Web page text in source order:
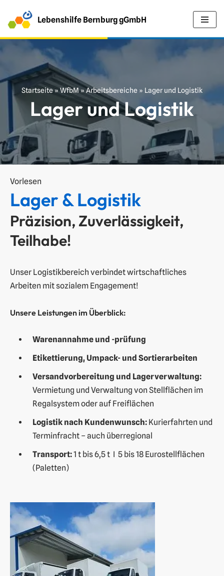
Z
u
n
t
s
p
r
n
g
Lebenshilfe Bernburg gGmbH
Startseite »WfbM»Arbeitsbereiche » Lager und Logistik
Lager und Logistik
Vorlesen
Lager & Logistik
Präzision, Zuverlässigkeit,
Teilhabe!
Unser Logistikbereich verbindet wirtschaftliches
Arbeiten mit sozialem Engagement!
Unsere Leistungen im Überblick:
Warenannahme und -prüfung
Etikettierung, Umpack- und Sortierarbeiten
Versandvorbereitung und Lagerverwaltung:
Vermietung und Verwaltung von Stellflächen im
Regalsystem oder auf Freiflächen
Logistik nach Kundenwunsch: Kurierfahrten und
Terminfracht – auch überregional
Transport:1 t bis 6,5 t I 5 bis 18 Eurostellflächen
(Paletten)